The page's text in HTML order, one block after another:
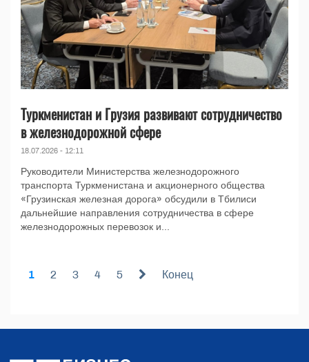
Туркменистан и Грузия развивают сотрудничество
в железнодорожной сфере
18.07.2026 - 12:11
Руководители Министерства железнодорожного
транспорта Туркменистана и акционерного общества
«Грузинская железная дорога» обсудили в Тбилиси
дальнейшие направления сотрудничества в сфере
железнодорожных перевозок и...
1 2 3 4 5 Конец